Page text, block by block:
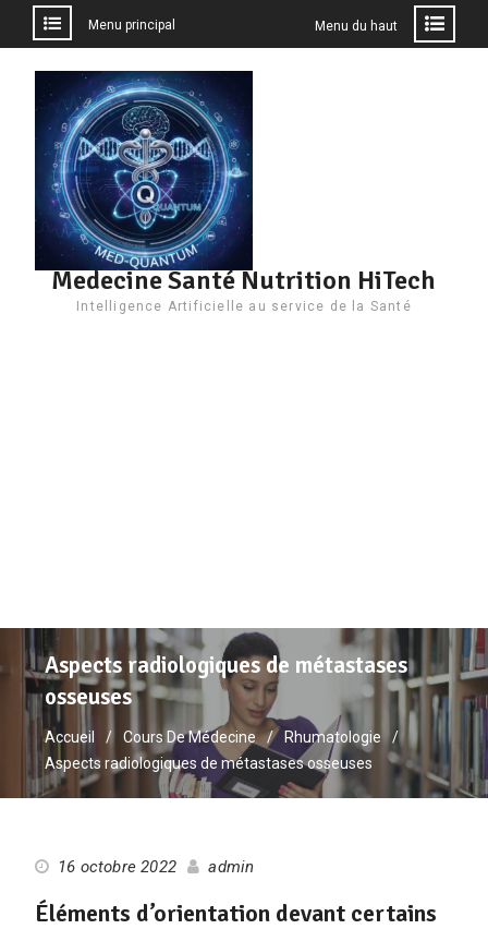
contenu
Menu principal Menu du haut
Medecine Santé Nutrition HiTech
Intelligence Artificielle au service de la Santé
Aspects radiologiques de métastases
osseuses
Accueil Cours De Médecine
Rhumatologie
Aspects radiologiques de métastases osseuses
16 octobre 2022 admin
Éléments d’orientation devant certains